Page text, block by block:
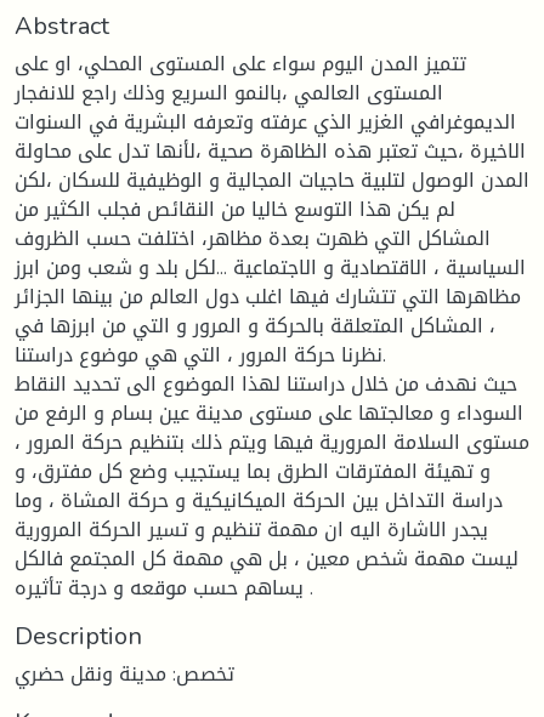
Abstract
تتميز المدن اليوم سواء على المستوى المحلي، او على
المستوى العالمي ،بالنمو السريع وذلك راجع للانفجار
الديموغرافي الغزير الذي عرفته وتعرفه البشرية في السنوات
الاخيرة ،حيث تعتبر هذه الظاهرة صحية ،لأنها تدل على محاولة
المدن الوصول لتلبية حاجيات المجالية و الوظيفية للسكان ،لكن
لم يكن هذا التوسع خاليا من النقائص فجلب الكثير من
المشاكل التي ظهرت بعدة مظاهر، اختلفت حسب الظروف
السياسية ، الاقتصادية و الاجتماعية ...لكل بلد و شعب ومن ابرز
مظاهرها التي تتشارك فيها اغلب دول العالم من بينها الجزائر
، المشاكل المتعلقة بالحركة و المرور و التي من ابرزها في
نظرنا حركة المرور ، التي هي موضوع دراستنا.
حيث نهدف من خلال دراستنا لهذا الموضوع الى تحديد النقاط
السوداء و معالجتها على مستوى مدينة عين بسام و الرفع من
مستوى السلامة المرورية فيها ويتم ذلك بتنظيم حركة المرور ،
و تهيئة المفترقات الطرق بما يستجيب وضع كل مفترق، و
دراسة التداخل بين الحركة الميكانيكية و حركة المشاة ، وما
يجدر الاشارة اليه ان مهمة تنظيم و تسير الحركة المرورية
ليست مهمة شخص معين ، بل هي مهمة كل المجتمع فالكل
يساهم حسب موقعه و درجة تأثيره .
Description
تخصص: مدينة ونقل حضري